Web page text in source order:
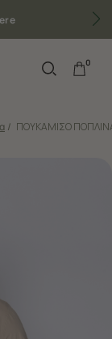
0
/ ΠΟΥΚΑΜΙΣΟ